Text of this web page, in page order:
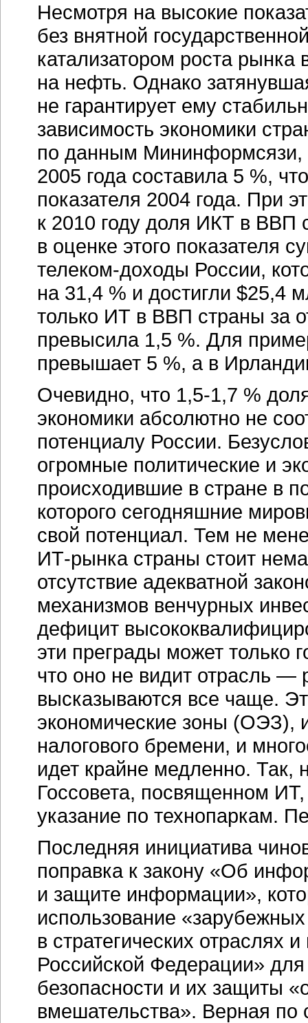
Несмотря на высокие
без внятной
катализатором роста рынка
на нефть. Однако
не гарантирует ему
зависимость экономики
по данным Мининформсязи,
2005 года составила 5 %,
показателя 2004 года. При
к 2010 году доля ИКТ в ВВП
в оценке этого показателя
телеком-доходы России,
на 31,4 % и достигли $25,4
только ИТ в ВВП страны за
превысила 1,5 %. Для
превышает 5 %, а в
Очевидно, что 1,5-1,7 %
экономики абсолютно не
потенциалу России.
огромные политические и
происходившие в стране в
которого сегодняшние
свой потенциал. Тем не
ИТ-рынкастраны стоит
отсутствие адекватной
механизмов венчурных
дефицит
эти преграды может только
что оно не видит отрасль
высказываются все чаще.
экономические зоны (ОЭЗ),
налогового бремени, и
идет крайне медленно. Так,
Госсовета, посвященном
указание по технопаркам.
Последняя инициатива
поправка к закону «Об
и защите информации»,
использование
в стратегических отраслях
Российской Федерации»
безопасности и их защиты
вмешательства». Верная по